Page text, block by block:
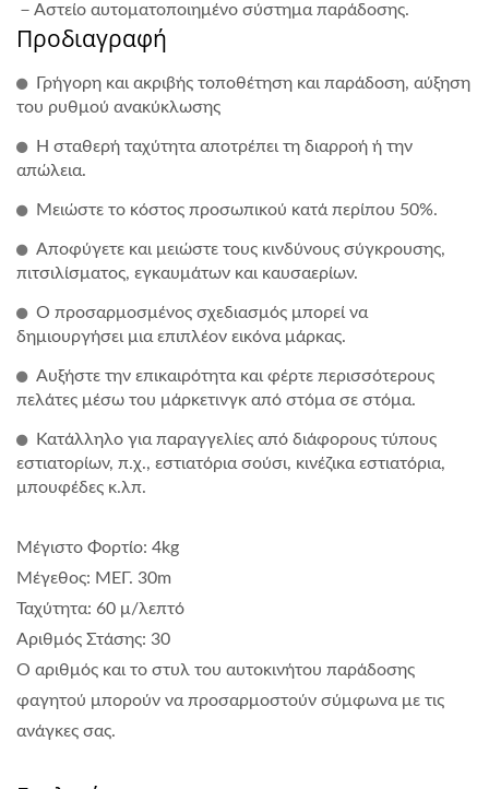
－Αστείο αυτοματοποιημένο σύστημα παράδοσης.
Προδιαγραφή
Γρήγορη και ακριβής τοποθέτηση και παράδοση, αύξηση
του ρυθμού ανακύκλωσης
Η σταθερή ταχύτητα αποτρέπει τη διαρροή ή την
απώλεια.
Μειώστε το κόστος προσωπικού κατά περίπου 50%.
Αποφύγετε και μειώστε τους κινδύνους σύγκρουσης,
πιτσιλίσματος, εγκαυμάτων και καυσαερίων.
Ο προσαρμοσμένος σχεδιασμός μπορεί να
δημιουργήσει μια επιπλέον εικόνα μάρκας.
Αυξήστε την επικαιρότητα και φέρτε περισσότερους
πελάτες μέσω του μάρκετινγκ από στόμα σε στόμα.
Κατάλληλο για παραγγελίες από διάφορους τύπους
εστιατορίων, π.χ., εστιατόρια σούσι, κινέζικα εστιατόρια,
μπουφέδες κ.λπ.
Μέγιστο Φορτίο: 4kg
Μέγεθος: ΜΕΓ. 30m
Ταχύτητα: 60 μ/λεπτό
Αριθμός Στάσης: 30
Ο αριθμός και το στυλ του αυτοκινήτου παράδοσης
φαγητού μπορούν να προσαρμοστούν σύμφωνα με τις
ανάγκες σας.